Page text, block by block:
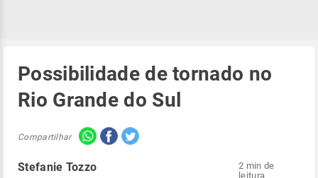
Possibilidade de tornado no
Rio Grande do Sul
Compartilhar
Stefanie Tozzo
2 min de
leitura